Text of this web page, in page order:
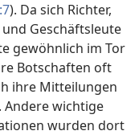
). Da sich Richter,
Geschäftsleute
gewöhnlich im Tor
Botschaften oft
ihre Mitteilungen
Andere wichtige
wurden dort